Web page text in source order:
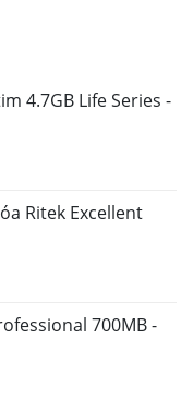
4.7GB Life Series -
Ritek Excellent
700MB -